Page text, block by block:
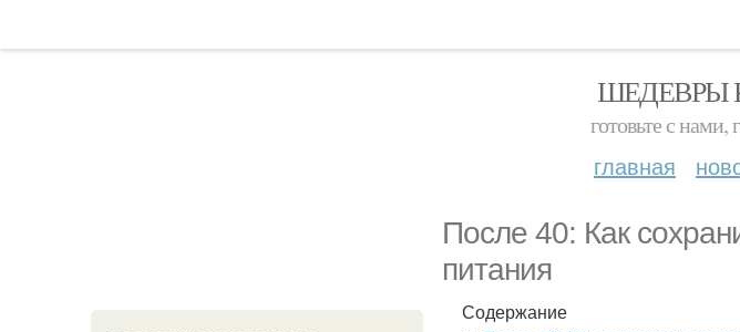
ШЕДЕВРЫ
готовьте с нами,
главная
После 40: Как
питания
Содержание